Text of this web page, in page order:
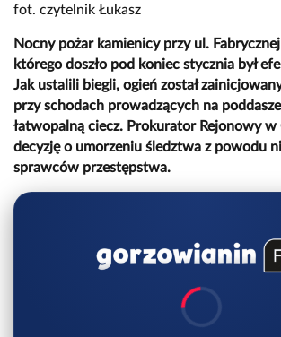
fot. czytelnik Łukasz
Nocny pożar kamienicy przy ul.
którego doszło pod koniec stycznia był
Jak ustalili biegli, ogień został
przy schodach prowadzących na
łatwopalną ciecz. Prokurator Rejonowy w
decyzję o umorzeniu śledztwa z powodu
sprawców przestępstwa.